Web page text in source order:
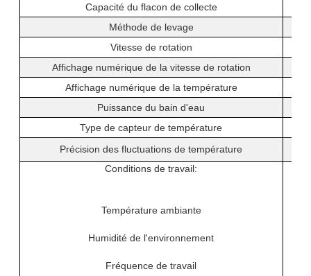
Capacité du flacon de collecte
Méthode de levage
Vitesse de rotation
Affichage numérique de la vitesse de rotation
Affichage numérique de la température
Puissance du bain d'eau
Type de capteur de température
Précision des fluctuations de température
Conditions de travail:
Température ambiante
Humidité de l'environnement
Fréquence de travail